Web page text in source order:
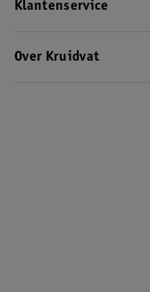
Klantenservice
Over Kruidvat